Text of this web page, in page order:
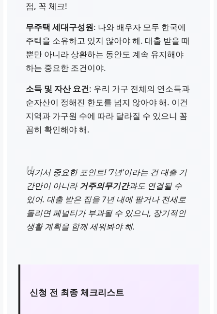
점, 꼭 체크!
무주택 세대구성원: 나와 배우자 모두 한국에
주택을 소유하고 있지 않아야 해. 대출 받을 때
뿐만 아니라 상환하는 동안도 계속 유지해야
하는 중요한 조건이야.
소득 및 자산 요건: 우리 가구 전체의 연소득과
순자산이 정해진 한도를 넘지 않아야 해. 이건
지역과 가구원 수에 따라 달라질 수 있으니 꼼
꼼히 확인해야 해.
여기서 중요한 포인트! ‘7년’이라는 건 대출 기
간만이 아니라거주의무기간과도 연결될 수
있어. 대출 받은 집을 7년 내에 팔거나 전세로
돌리면 페널티가 부과될 수 있으니, 장기적인
생활 계획을 함께 세워봐야 해.
신청 전 최종 체크리스트